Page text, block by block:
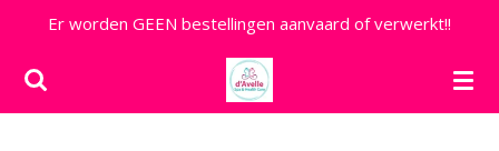
naar
de
Er worden GEEN bestellingen aanvaard of verwerkt!!